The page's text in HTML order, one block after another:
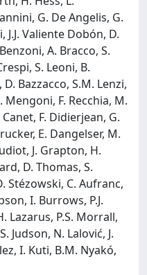
G. De Angelis, G.
J.J. Valiente Dobón, D.
A. Bracco, S.
S. Leoni, B.
Bazzacco, S.M. Lenzi,
Mengoni, F. Recchia, M.
F. Didierjean, G.
E. Dangelser, M.
J. Grapton, H.
D. Thomas, S.
Stézowski, C. Aufranc,
I. Burrows, P.J.
Lazarus, P.S. Morrall,
Judson, N. Lalović, J.
I. Kuti, B.M. Nyakó,